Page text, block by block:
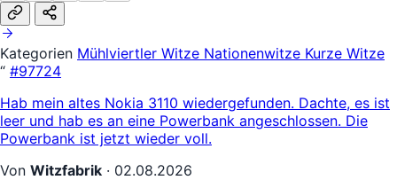
Kategorien Mühlviertler Witze Nationenwitze Kurze Witze
“ #97724
Hab mein altes Nokia 3110 wiedergefunden. Dachte, es ist
leer und hab es an eine Powerbank angeschlossen. Die
Powerbank ist jetzt wieder voll.
Von Witzfabrik · 02.08.2026